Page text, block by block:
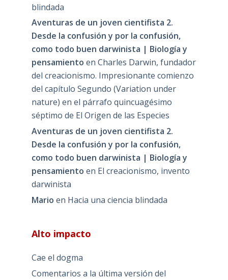
blindada
Aventuras de un joven cientifista 2.
Desde la confusión y por la confusión,
como todo buen darwinista | Biología y
pensamiento en Charles Darwin, fundador
del creacionismo. Impresionante comienzo
del capítulo Segundo (Variation under
nature) en el párrafo quincuagésimo
séptimo de El Origen de las Especies
Aventuras de un joven cientifista 2.
Desde la confusión y por la confusión,
como todo buen darwinista | Biología y
pensamiento en El creacionismo, invento
darwinista
Mario en Hacia una ciencia blindada
Alto impacto
Cae el dogma
Comentarios a la última versión del